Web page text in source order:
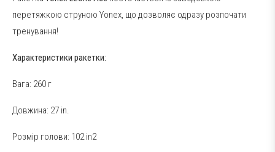
перетяжкою струною Yonex, що дозволяє одразу розпочати
тренування!
Характеристики ракетки:
Вага: 260 г
Довжина: 27 in.
Розмір голови: 102 in2